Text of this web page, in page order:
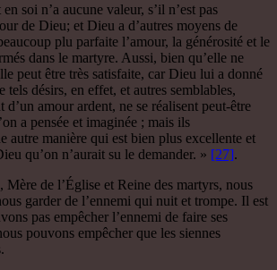
soi n’a aucune valeur, s’il n’est pas
de Dieu; et Dieu a d’autres moyens de
plu parfaite l’amour, la générosité et le
dans le martyre. Aussi, bien qu’elle ne
peut être très satisfaite, car Dieu lui a donné
tels désirs, en effet, et autres semblables,
amour ardent, ne se réalisent peut-être
a pensée et imaginée ; mais ils
autre manière qui est bien plus excellente et
qu’on n’aurait su le demander. » [27].
Mère de l’Église et Reine des martyrs, nous
garder de l’ennemi qui nuit et trompe. Il est
pas empêcher l’ennemi de faire ses
pouvons empêcher que les siennes